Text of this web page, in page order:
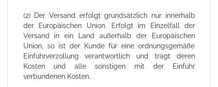
(2) Der Versand erfolgt grundsätzlich nur innerhalb
der Europäischen Union. Erfolgt im Einzelfall der
Versand in ein Land außerhalb der Europäischen
Union, so ist der Kunde für eine ordnungsgemäße
Einfuhrverzollung verantwortlich und trägt deren
Kosten und alle sonstigen mit der Einfuhr
verbundenen Kosten.